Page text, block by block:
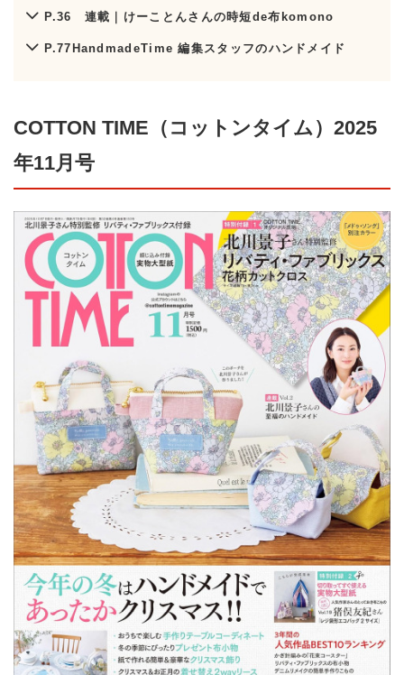
P.36 連載｜けーことんさんの時短de布komono
P.77HandmadeTime 編集スタッフのハンドメイド
COTTON TIME（コットンタイム）2025
年11月号